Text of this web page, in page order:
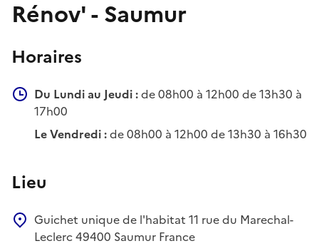
Rénov' - Saumur
Horaires
Du Lundi au Jeudi :de 08h00 à 12h00 de 13h30 à
17h00
Le Vendredi :de 08h00 à 12h00 de 13h30 à 16h30
Lieu
Guichet unique de l'habitat 11 rue du Marechal-
Leclerc49400 Saumur France